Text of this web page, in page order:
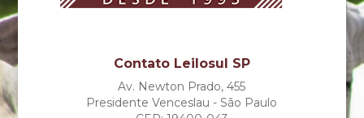
Contato Leilosul SP
Av. Newton Prado, 455
Presidente Venceslau - São Paulo